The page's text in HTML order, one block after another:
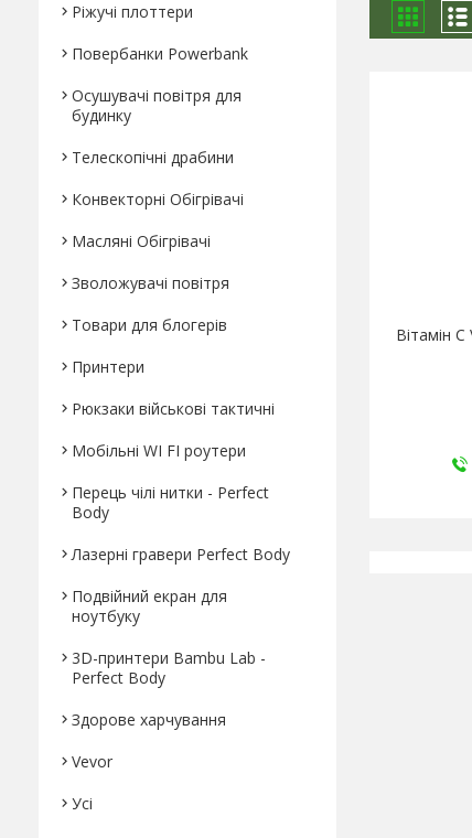
Вітамін
Ріжучі плоттери
Повербанки Powerbank
Осушувачі повітря для
будинку
Телескопічні драбини
Конвекторні Обігрівачі
Масляні Обігрівачі
Зволожувачі повітря
Товари для блогерів
Принтери
Рюкзаки військові тактичні
Мобільні WI FI роутери
Перець чілі нитки - Perfect
Body
Лазерні гравери Perfect Body
Подвійний екран для
ноутбуку
3D-принтери Bambu Lab -
Perfect Body
Здорове харчування
Vevor
Усі